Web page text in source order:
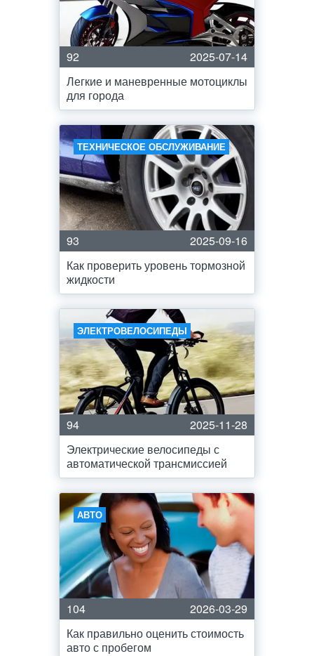
92
2025-07-14
Легкие и маневренные мотоциклы
для города
ТЕХНИЧЕСКОЕ ОБСЛУЖИВАНИЕ
93
2025-09-16
Как проверить уровень тормозной
жидкости
ЭЛЕКТРОВЕЛОСИПЕДЫ
94
2025-11-28
Электрические велосипеды с
автоматической трансмиссией
АВТО
104
2026-03-29
Как правильно оценить стоимость
авто с пробегом